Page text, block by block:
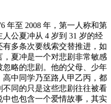
年至 2008 年，第一人称和第
公夏冲从 4 岁到 31 岁的经
多条次要线索交替推进，如
夏冲是一个对悲剧非常敏感
略的悲剧。他的父母、少年
中同学乃至路人甲乙丙，都
同的只是这些悲剧往往被看
也包含一个爱情故事，其实